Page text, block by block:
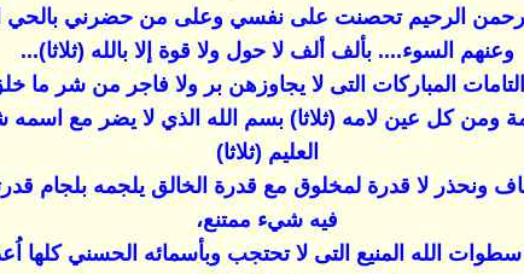
الرحيم تحصنت على نفسي وعلى من حضرني بالحي
وعنهم السوء.... بألف ألف لا حول ولا قوة إلا بالله (ثلاثا)...
المباركات التى لا يجاوزهن بر ولا فاجر من شر ما
ومن كل عين لامه (ثلاثا) بسم الله الذي لا يضر مع
العليم (ثلاثا)
ونحذر لا قدرة لمخلوق مع قدرة الخالق يلجمه بلجام
فيه شيء ممتنع،
سطوات الله المنيع التى لا تحتجب وبأسمائه الحسني